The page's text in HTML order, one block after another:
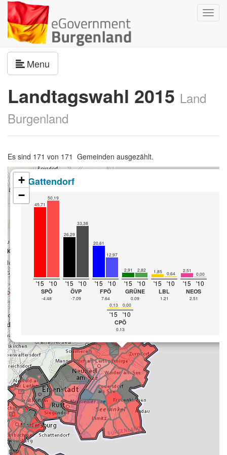
Menu
Landtagswahl 2015 Land
Burgenland
Es sind 171 von 171 Gemeinden ausgezählt.
Gattendorf
45,71
50,19
'15 '10
SPÖ
-4.48
26,29
33,38
'15 '10
ÖVP
-7.09
20,61
12,97
'15 '10
FPÖ
7.64
2,91 2,82
'15 '10
GRÜNE
0.09
1,85 0,64
'15 '10
LBL
1.21
2,51
0,00
'15 '10
NEOS
2.51
0,13
0,00
'15 '10
CPÖ
0.13
+
−